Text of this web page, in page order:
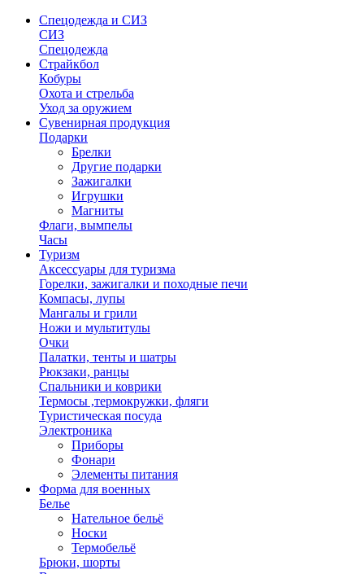
Спецодежда и СИЗ
СИЗ
Спецодежда
Страйкбол
Кобуры
Охота и стрельба
Уход за оружием
Сувенирная продукция
Подарки
Брелки
Другие подарки
Зажигалки
Игрушки
Магниты
Флаги, вымпелы
Часы
Туризм
Аксессуары для туризма
Горелки, зажигалки и походные печи
Компасы, лупы
Мангалы и грили
Ножи и мультитулы
Очки
Палатки, тенты и шатры
Рюкзаки, ранцы
Спальники и коврики
Термосы ,термокружки, фляги
Туристическая посуда
Электроника
Приборы
Фонари
Элементы питания
Форма для военных
Белье
Нательное бельё
Носки
Термобельё
Брюки, шорты